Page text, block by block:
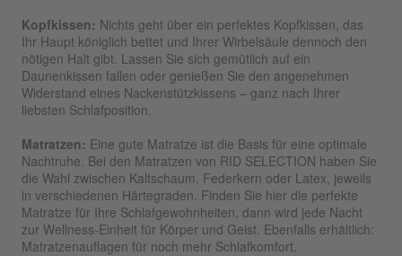
Kopfkissen: Nichts geht über ein perfektes Kopfkissen, das
Ihr Haupt königlich bettet und Ihrer Wirbelsäule dennoch den
nötigen Halt gibt. Lassen Sie sich gemütlich auf ein
Daunenkissen fallen oder genießen Sie den angenehmen
Widerstand eines Nackenstützkissens – ganz nach Ihrer
liebsten Schlafposition.
Matratzen: Eine gute Matratze ist die Basis für eine optimale
Nachtruhe. Bei den Matratzen von RID SELECTION haben Sie
die Wahl zwischen Kaltschaum, Federkern oder Latex, jeweils
in verschiedenen Härtegraden. Finden Sie hier die perfekte
Matratze für Ihre Schlafgewohnheiten, dann wird jede Nacht
zur Wellness-Einheit für Körper und Geist. Ebenfalls erhältlich:
Matratzenauflagen für noch mehr Schlafkomfort.